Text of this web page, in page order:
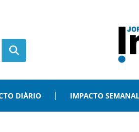
DIÁRIO IMPACTO SEMANAL